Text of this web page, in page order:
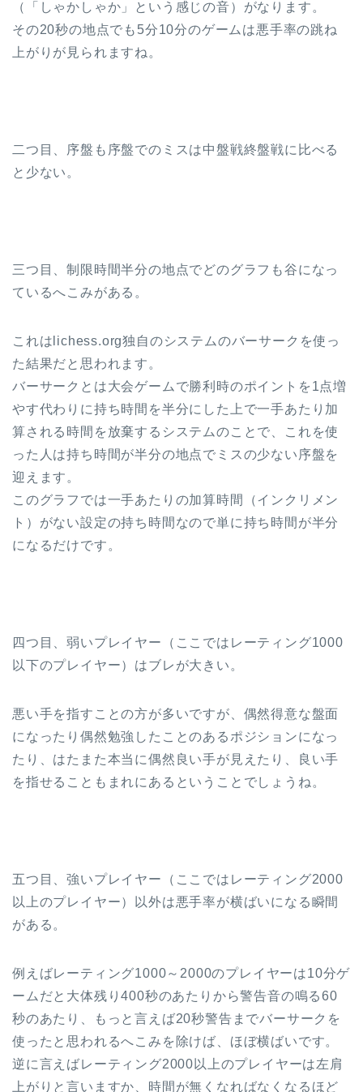
（「しゃかしゃか」という感じの音）がなります。
その20秒の地点でも5分10分のゲームは悪手率の跳ね
上がりが見られますね。
二つ目、序盤も序盤でのミスは中盤戦終盤戦に比べる
と少ない。
三つ目、制限時間半分の地点でどのグラフも谷になっ
ているへこみがある。
これはlichess.org独自のシステムのバーサークを使っ
た結果だと思われます。
バーサークとは大会ゲームで勝利時のポイントを1点増
やす代わりに持ち時間を半分にした上で一手あたり加
算される時間を放棄するシステムのことで、これを使
った人は持ち時間が半分の地点でミスの少ない序盤を
迎えます。
このグラフでは一手あたりの加算時間（インクリメン
ト）がない設定の持ち時間なので単に持ち時間が半分
になるだけです。
四つ目、弱いプレイヤー（ここではレーティング1000
以下のプレイヤー）はブレが大きい。
悪い手を指すことの方が多いですが、偶然得意な盤面
になったり偶然勉強したことのあるポジションになっ
たり、はたまた本当に偶然良い手が見えたり、良い手
を指せることもまれにあるということでしょうね。
五つ目、強いプレイヤー（ここではレーティング2000
以上のプレイヤー）以外は悪手率が横ばいになる瞬間
がある。
例えばレーティング1000～2000のプレイヤーは10分ゲ
ームだと大体残り400秒のあたりから警告音の鳴る60
秒のあたり、もっと言えば20秒警告までバーサークを
使ったと思われるへこみを除けば、ほぼ横ばいです。
逆に言えばレーティング2000以上のプレイヤーは左肩
上がりと言いますか、時間が無くなればなくなるほど